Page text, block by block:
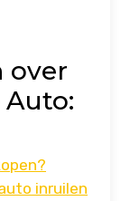
over
inruilen